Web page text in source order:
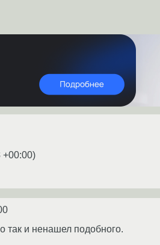
+00:00)
так и ненашел подобного.